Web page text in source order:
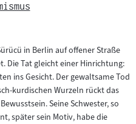
in Berlin auf offener Straße
Die Tat gleicht einer Hinrichtung:
ins Gesicht. Der gewaltsame Tod
kurdischen Wurzeln rückt das
Seine Schwester, so
später sein Motiv, habe die